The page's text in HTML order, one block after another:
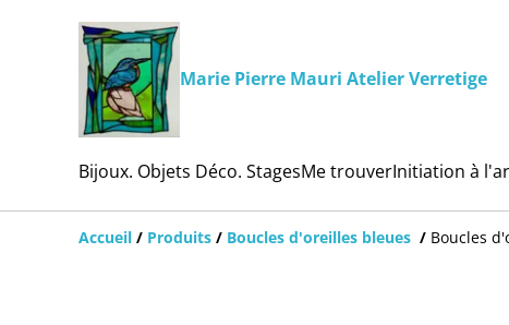
Marie Pierre Mauri Atelier Verretige
Bijoux. Objets Déco. StagesMe trouverInitiation à
Accueil / Produits / Boucles d'oreilles bleues / Boucles